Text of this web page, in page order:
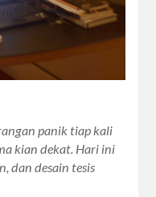
panik tiap kali
kian dekat. Hari ini
dan desain tesis